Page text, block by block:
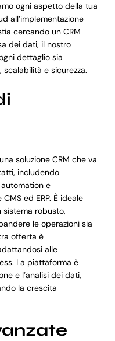
ogni aspetto della tua
all’implementazione
cercando un CRM
dei dati, il nostro
dettaglio sia
e sicurezza.
soluzione CRM che va
includendo
e
ed ERP. È ideale
sistema robusto,
le operazioni sia
offerta è
alle
La piattaforma è
e l’analisi dei dati,
la crescita